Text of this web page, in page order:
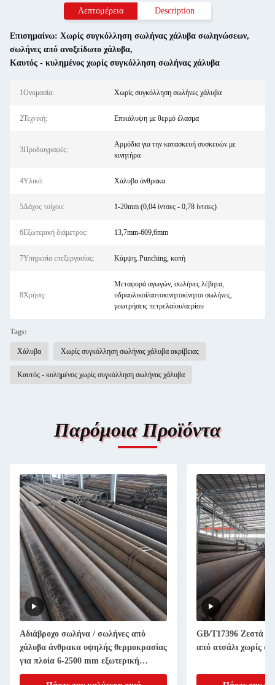
Λεπτομέρεια Description
Επισημαίνω: Χωρίς συγκόλληση σωλήνας χάλυβα σωληνώσεων,
σωλήνες από ανοξείδωτο χάλυβα,
Καυτός - κυλημένος χωρίς συγκόλληση σωλήνας χάλυβα
1Ονομασία: Χωρίς συγκόλληση σωλήνες χάλυβα
2Τεχνική: Επικάλυψη με θερμό έλασμα
3Προδιαγραφές:
Αρμόδια για την κατασκευή συσκευών με
κινητήρα
4Υλικό: Χάλυβα άνθρακα
5Δάχος τοίχου: 1-20mm (0,04 ίντσες - 0,78 ίντσες)
6Εξωτερική διάμετρος: 13,7mm-609,6mm
7Υπηρεσία επεξεργασίας: Κάμψη, Punching, κοπή
8Χρήση:
Μεταφορά αγωγών, σωλήνες λέβητα,
υδραυλικοί/αυτοκινητοκίνητοι σωλήνες,
γεωτρήσεις πετρελαίου/αερίου
Tags:
Χάλυβα Χωρίς συγκόλληση σωλήνας χάλυβα ακρίβειας
Καυτός - κυλημένος χωρίς συγκόλληση σωλήνας χάλυβα
Παρόμοια Προϊόντα
Αδιάβροχο σωλήνα / σωλήνες από
χάλυβα άνθρακα υψηλής θερμοκρασίας
για πλοία 6-2500 mm εξωτερική
διάμετρος
GB/T17396 Ζεστά
από ατσάλι χωρίς